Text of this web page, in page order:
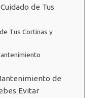
de Tus
Tus Cortinas y
de
Evitar